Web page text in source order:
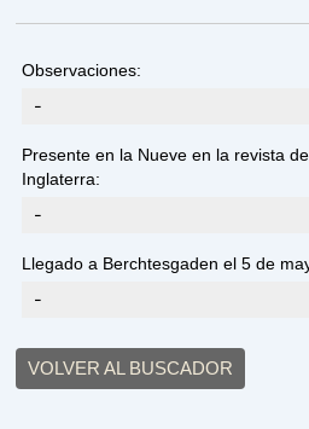
Observaciones:
-
Presente en la Nueve en la revista
Inglaterra:
-
Llegado a Berchtesgaden el 5 de
-
VOLVER AL BUSCADOR